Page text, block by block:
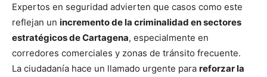
Expertos en seguridad advierten que casos como este
reflejan un incremento de la criminalidad en sectores
estratégicos de Cartagena, especialmente en
corredores comerciales y zonas de tránsito frecuente.
La ciudadanía hace un llamado urgente para reforzar la